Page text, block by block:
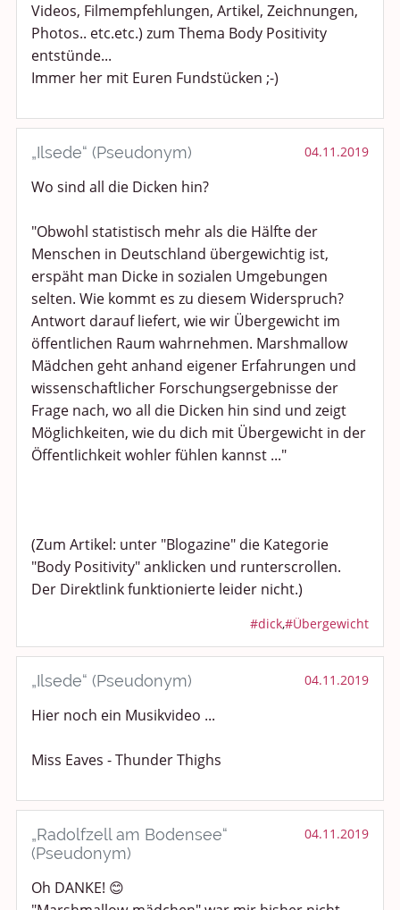
Videos, Filmempfehlungen, Artikel, Zeichnungen,
Photos.. etc.etc.) zum Thema Body Positivity
entstünde...
Immer her mit Euren Fundstücken ;-)
„Ilsede“ (Pseudonym) 04.11.2019
Wo sind all die Dicken hin?
"Obwohl statistisch mehr als die Hälfte der
Menschen in Deutschland übergewichtig ist,
erspäht man Dicke in sozialen Umgebungen
selten. Wie kommt es zu diesem Widerspruch?
Antwort darauf liefert, wie wir Übergewicht im
öffentlichen Raum wahrnehmen. Marshmallow
Mädchen geht anhand eigener Erfahrungen und
wissenschaftlicher Forschungsergebnisse der
Frage nach, wo all die Dicken hin sind und zeigt
Möglichkeiten, wie du dich mit Übergewicht in der
Öffentlichkeit wohler fühlen kannst ..."
(Zum Artikel: unter "Blogazine" die Kategorie
"Body Positivity" anklicken und runterscrollen.
Der Direktlink funktionierte leider nicht.)
#dick,#Übergewicht
„Ilsede“ (Pseudonym) 04.11.2019
Hier noch ein Musikvideo ...
Miss Eaves - Thunder Thighs
„Radolfzell am Bodensee“
(Pseudonym)
04.11.2019
Oh DANKE! 😊